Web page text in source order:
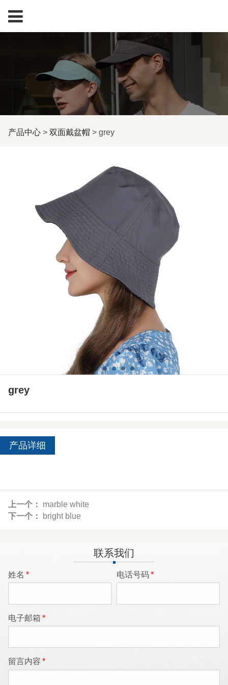
grey
产品中心> 双面戴盆帽> grey
grey
产品详细
上一个： marble white
下一个：
bright blue
联系我们
姓名 * 电话号码*
电子邮箱 *
留言内容 *